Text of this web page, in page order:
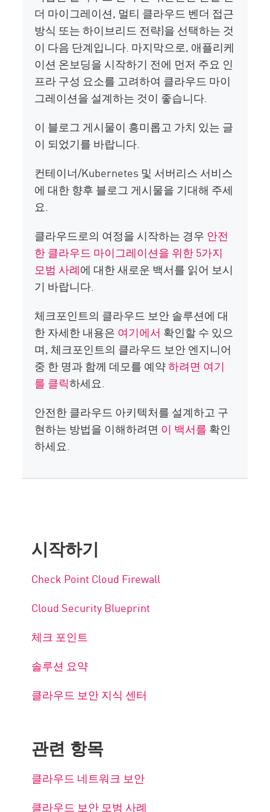
더 마이그레이션, 멀티 클라우드 벤더 접근
방식 또는 하이브리드 전략)을 선택하는 것
이 다음 단계입니다. 마지막으로, 애플리케
이션 온보딩을 시작하기 전에 먼저 주요 인
프라 구성 요소를 고려하여 클라우드 마이
그레이션을 설계하는 것이 좋습니다.
이 블로그 게시물이 흥미롭고 가치 있는 글
이 되었기를 바랍니다.
컨테이너/Kubernetes 및 서버리스 서비스
에 대한 향후 블로그 게시물을 기대해 주세
요.
클라우드로의 여정을 시작하는 경우 안전
한 클라우드 마이그레이션을 위한 5가지
모범 사례에 대한 새로운 백서를 읽어 보시
기 바랍니다.
체크포인트의 클라우드 보안 솔루션에 대
한 자세한 내용은 여기에서 확인할 수 있으
며, 체크포인트의 클라우드 보안 엔지니어
중 한 명과 함께 데모를 예약하려면 여기
를 클릭하세요.
안전한 클라우드 아키텍처를 설계하고 구
현하는 방법을 이해하려면 이 백서를 확인
하세요.
시작하기
Check Point Cloud Firewall
Cloud Security Blueprint
체크 포인트
솔루션 요약
클라우드 보안 지식 센터
관련 항목
클라우드 네트워크 보안
클라우드 보안 모범 사례